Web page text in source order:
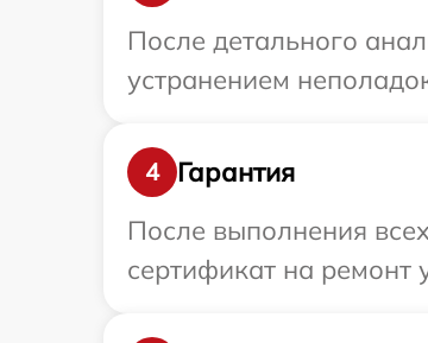
После детального
устранением
4
Гарантия
После выполнения
сертификат на ремонт